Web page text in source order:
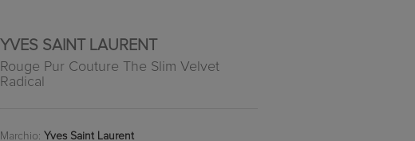
YVES SAINT LAURENT
Rouge Pur Couture The Slim Velvet
Radical
Marchio: Yves Saint Laurent